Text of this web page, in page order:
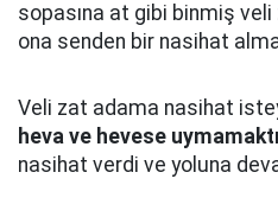
sopasına at gibi binmiş veli
ona senden bir nasihat
Veli zat adama nasihat
heva ve hevese
nasihat verdi ve yoluna